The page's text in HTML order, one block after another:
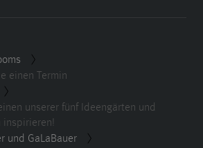
einen Termin
unserer fünf Ideengärten und
inspirieren!
und GaLaBauer